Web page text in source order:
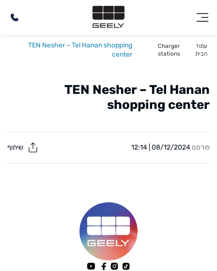
עמוד
הבית
Charger
stations
TEN Nesher – Tel Hanan shopping
center
TEN Nesher – Tel Hanan
shopping center
פורסם 08/12/2024 | 12:14